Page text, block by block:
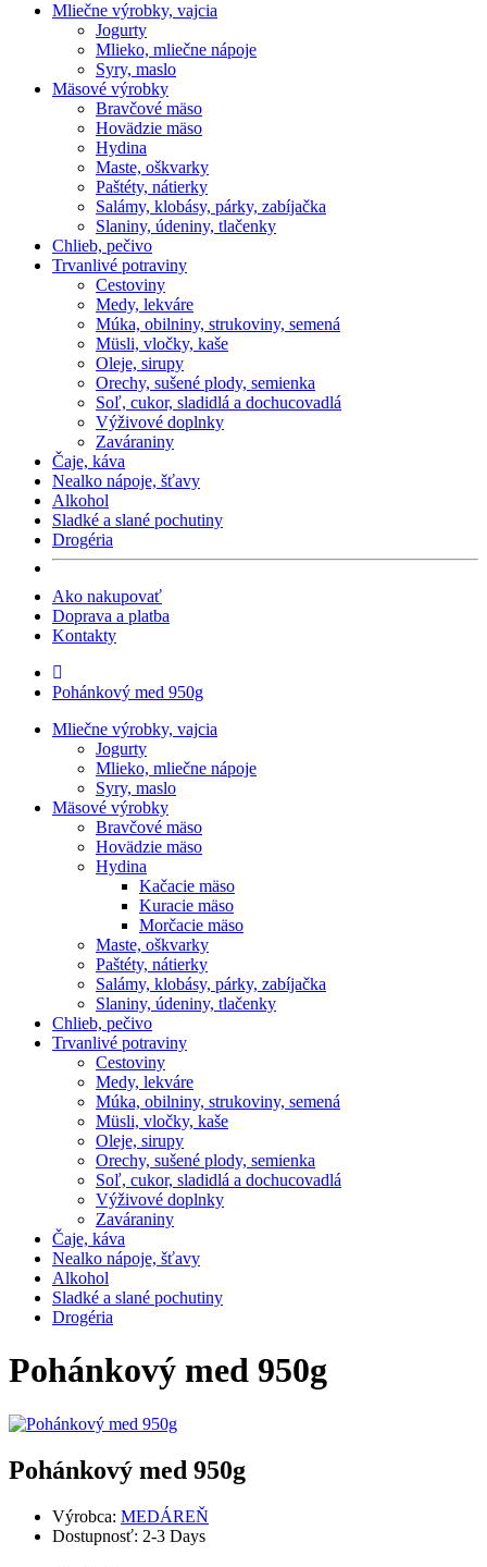
Mliečne výrobky, vajcia
Jogurty
Mlieko, mliečne nápoje
Syry, maslo
Mäsové výrobky
Bravčové mäso
Hovädzie mäso
Hydina
Maste, oškvarky
Paštéty, nátierky
Salámy, klobásy, párky, zabíjačka
Slaniny, údeniny, tlačenky
Chlieb, pečivo
Trvanlivé potraviny
Cestoviny
Medy, lekváre
Múka, obilniny, strukoviny, semená
Müsli, vločky, kaše
Oleje, sirupy
Orechy, sušené plody, semienka
Soľ, cukor, sladidlá a dochucovadlá
Výživové doplnky
Zaváraniny
Čaje, káva
Nealko nápoje, šťavy
Alkohol
Sladké a slané pochutiny
Drogéria
Ako nakupovať
Doprava a platba
Kontakty
Pohánkový med 950g
Mliečne výrobky, vajcia
Jogurty
Mlieko, mliečne nápoje
Syry, maslo
Mäsové výrobky
Bravčové mäso
Hovädzie mäso
Hydina
Kačacie mäso
Kuracie mäso
Morčacie mäso
Maste, oškvarky
Paštéty, nátierky
Salámy, klobásy, párky, zabíjačka
Slaniny, údeniny, tlačenky
Chlieb, pečivo
Trvanlivé potraviny
Cestoviny
Medy, lekváre
Múka, obilniny, strukoviny, semená
Müsli, vločky, kaše
Oleje, sirupy
Orechy, sušené plody, semienka
Soľ, cukor, sladidlá a dochucovadlá
Výživové doplnky
Zaváraniny
Čaje, káva
Nealko nápoje, šťavy
Alkohol
Sladké a slané pochutiny
Drogéria
Pohánkový med 950g
Pohánkový med 950g
Výrobca: MEDÁREŇ
Dostupnosť: 2-3 Days